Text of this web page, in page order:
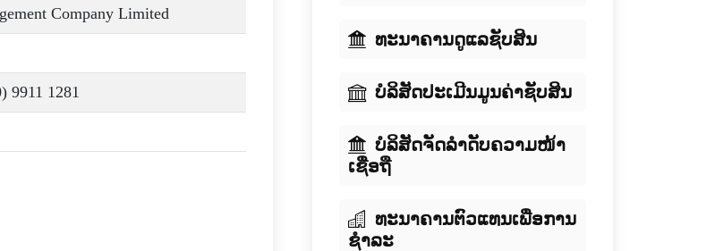
Company Limited
9911 1281
ທະນາຄານດູແລຊັບສິນ
ບໍລິສັດປະເມີນມູນຄ່າຊັບສິນ
ບໍລິສັດຈັດລໍາດັບຄວາມໜ້າ
ເຊື່ອຖື
ທະນາຄານຕົວແທນເພື່ອການ
ຊໍາລະ